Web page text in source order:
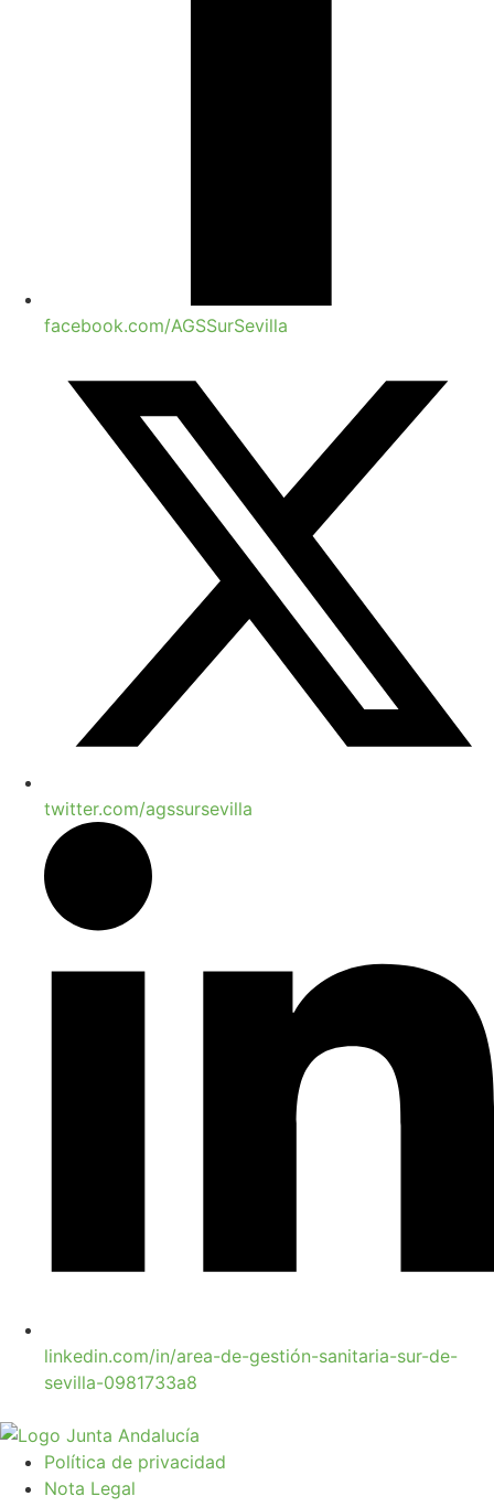
facebook.com/AGSSurSevilla
twitter.com/agssursevilla
linkedin.com/in/area-de-gestión-sanitaria-sur-de-
sevilla-0981733a8
Política de privacidad
Nota Legal